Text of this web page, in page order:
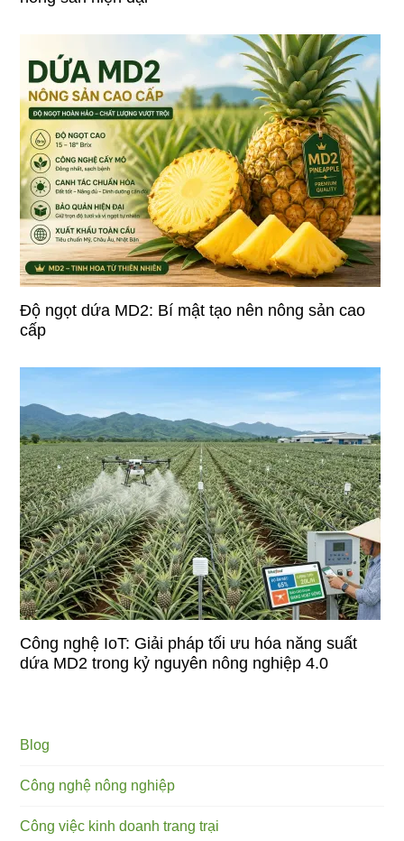
Độ ngọt dứa MD2: Bí mật tạo nên nông sản cao
cấp
Công nghệ IoT: Giải pháp tối ưu hóa năng suất
dứa MD2 trong kỷ nguyên nông nghiệp 4.0
Blog
Công nghệ nông nghiệp
Công việc kinh doanh trang trại